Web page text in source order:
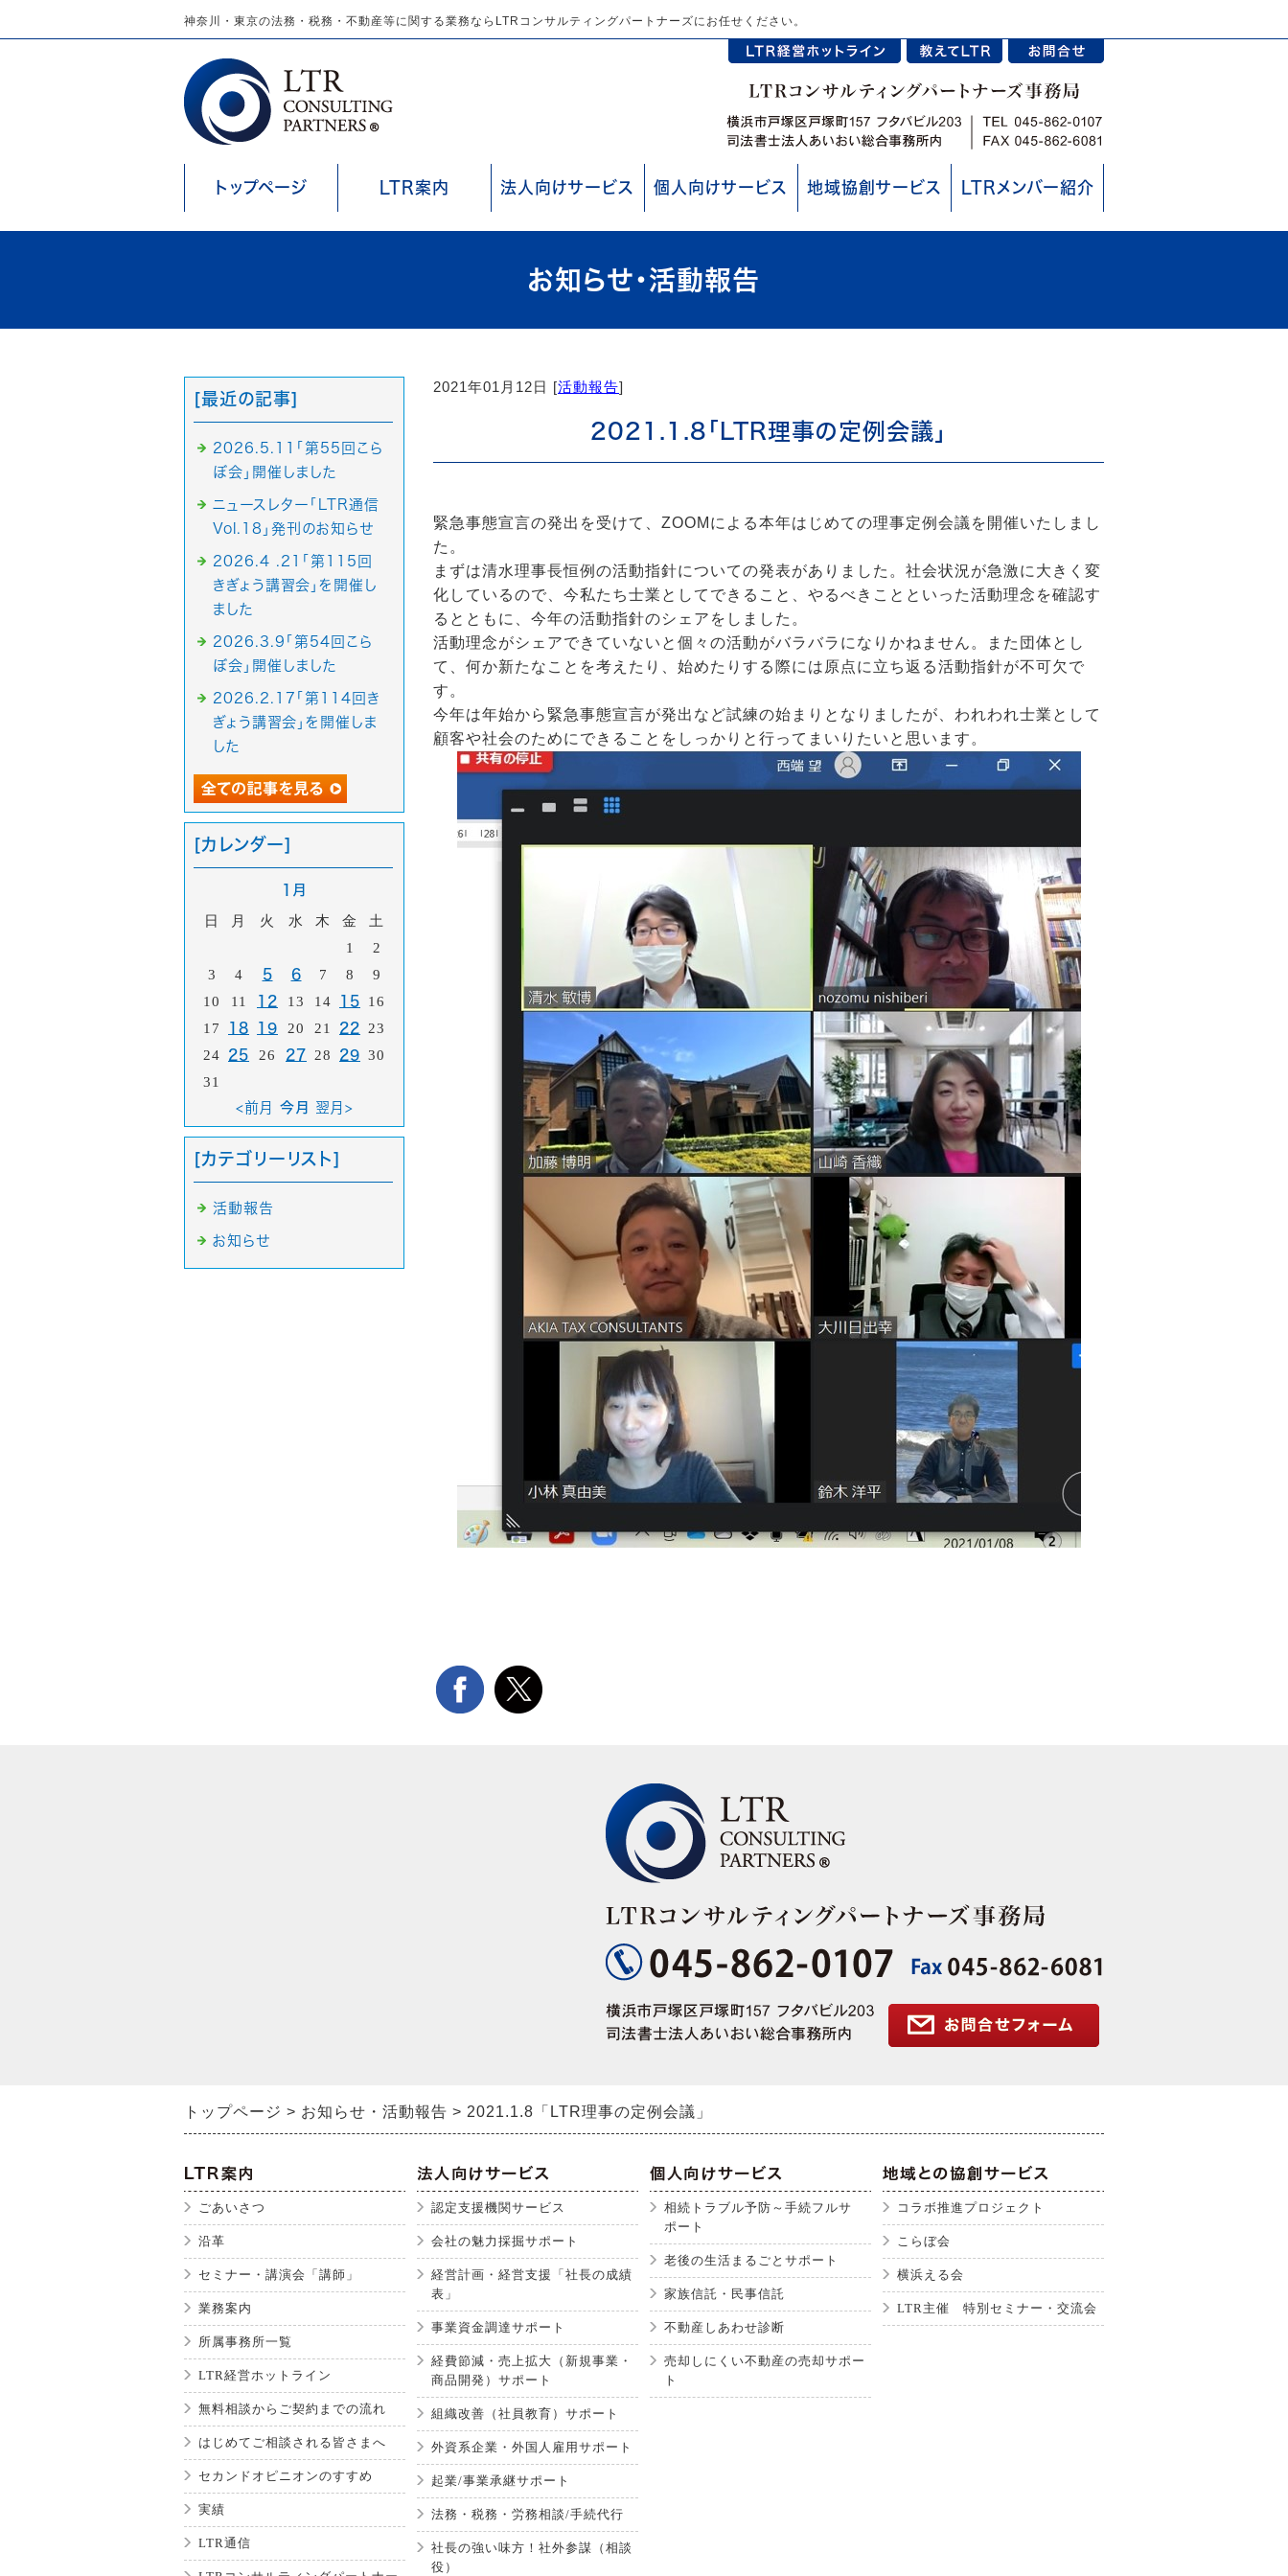
神奈川・東京の法務・税務・不動産等に関する業務ならLTRコンサルティングパートナーズにお任せください。
トップページ LTR案内 法人向けサービス 個人向けサービス 地域協創サービス LTRメンバー紹介
お知らせ・活動報告
2021年01月12日 [活動報告]
2021.1.8「LTR理事の定例会議」
緊急事態宣言の発出を受けて、ZOOMによる本年はじめての理事定例会議を開催いたしまし
た。
まずは清水理事長恒例の活動指針についての発表がありました。社会状況が急激に大きく変
化しているので、今私たち士業としてできること、やるべきことといった活動理念を確認す
るとともに、今年の活動指針のシェアをしました。
活動理念がシェアできていないと個々の活動がバラバラになりかねません。また団体とし
て、何か新たなことを考えたり、始めたりする際には原点に立ち返る活動指針が不可欠で
す。
今年は年始から緊急事態宣言が発出など試練の始まりとなりましたが、われわれ士業として
顧客や社会のためにできることをしっかりと行ってまいりたいと思います。
[最近の記事]
2026.5.11「第55回こら
ぼ会」開催しました
ニュースレター「LTR通信
Vol.18」発刊のお知らせ
2026.4 .21「第115回
きぎょう講習会」を開催し
ました
2026.3.9「第54回こら
ぼ会」開催しました
2026.2.17「第114回き
ぎょう講習会」を開催しま
した
[カレンダー]
1月
日 月 火 水 木 金
土
1
2
3
4 5 6 7 8
9
10
11 12 13 14 15
16
17
18 19 20 21 22
23
24
25 26 27 28 29 30
31
<前月 今月 翌月>
[カテゴリーリスト]
活動報告
お知らせ
トップページ お知らせ・活動報告 2021.1.8「LTR理事の定例会議」
ごあいさつ
沿革
セミナー・講演会「講師」
業務案内
所属事務所一覧
LTR経営ホットライン
無料相談からご契約までの流れ
はじめてご相談される皆さまへ
セカンドオピニオンのすすめ
実績
LTR通信
認定支援機関サービス
会社の魅力採掘サポート
経営計画・経営支援「社長の成績
表」
事業資金調達サポート
経費節減・売上拡大（新規事業・
商品開発）サポート
組織改善（社員教育）サポート
外資系企業・外国人雇用サポート
起業/事業承継サポート
法務・税務・労務相談/手続代行
社長の強い味方！社外参謀（相談
役）
相続トラブル予防～手続フルサ
ポート
老後の生活まるごとサポート
家族信託・民事信託
不動産しあわせ診断
売却しにくい不動産の売却サポー
ト
コラボ推進プロジェクト
こらぼ会
横浜える会
LTR主催 特別セミナー・交流会